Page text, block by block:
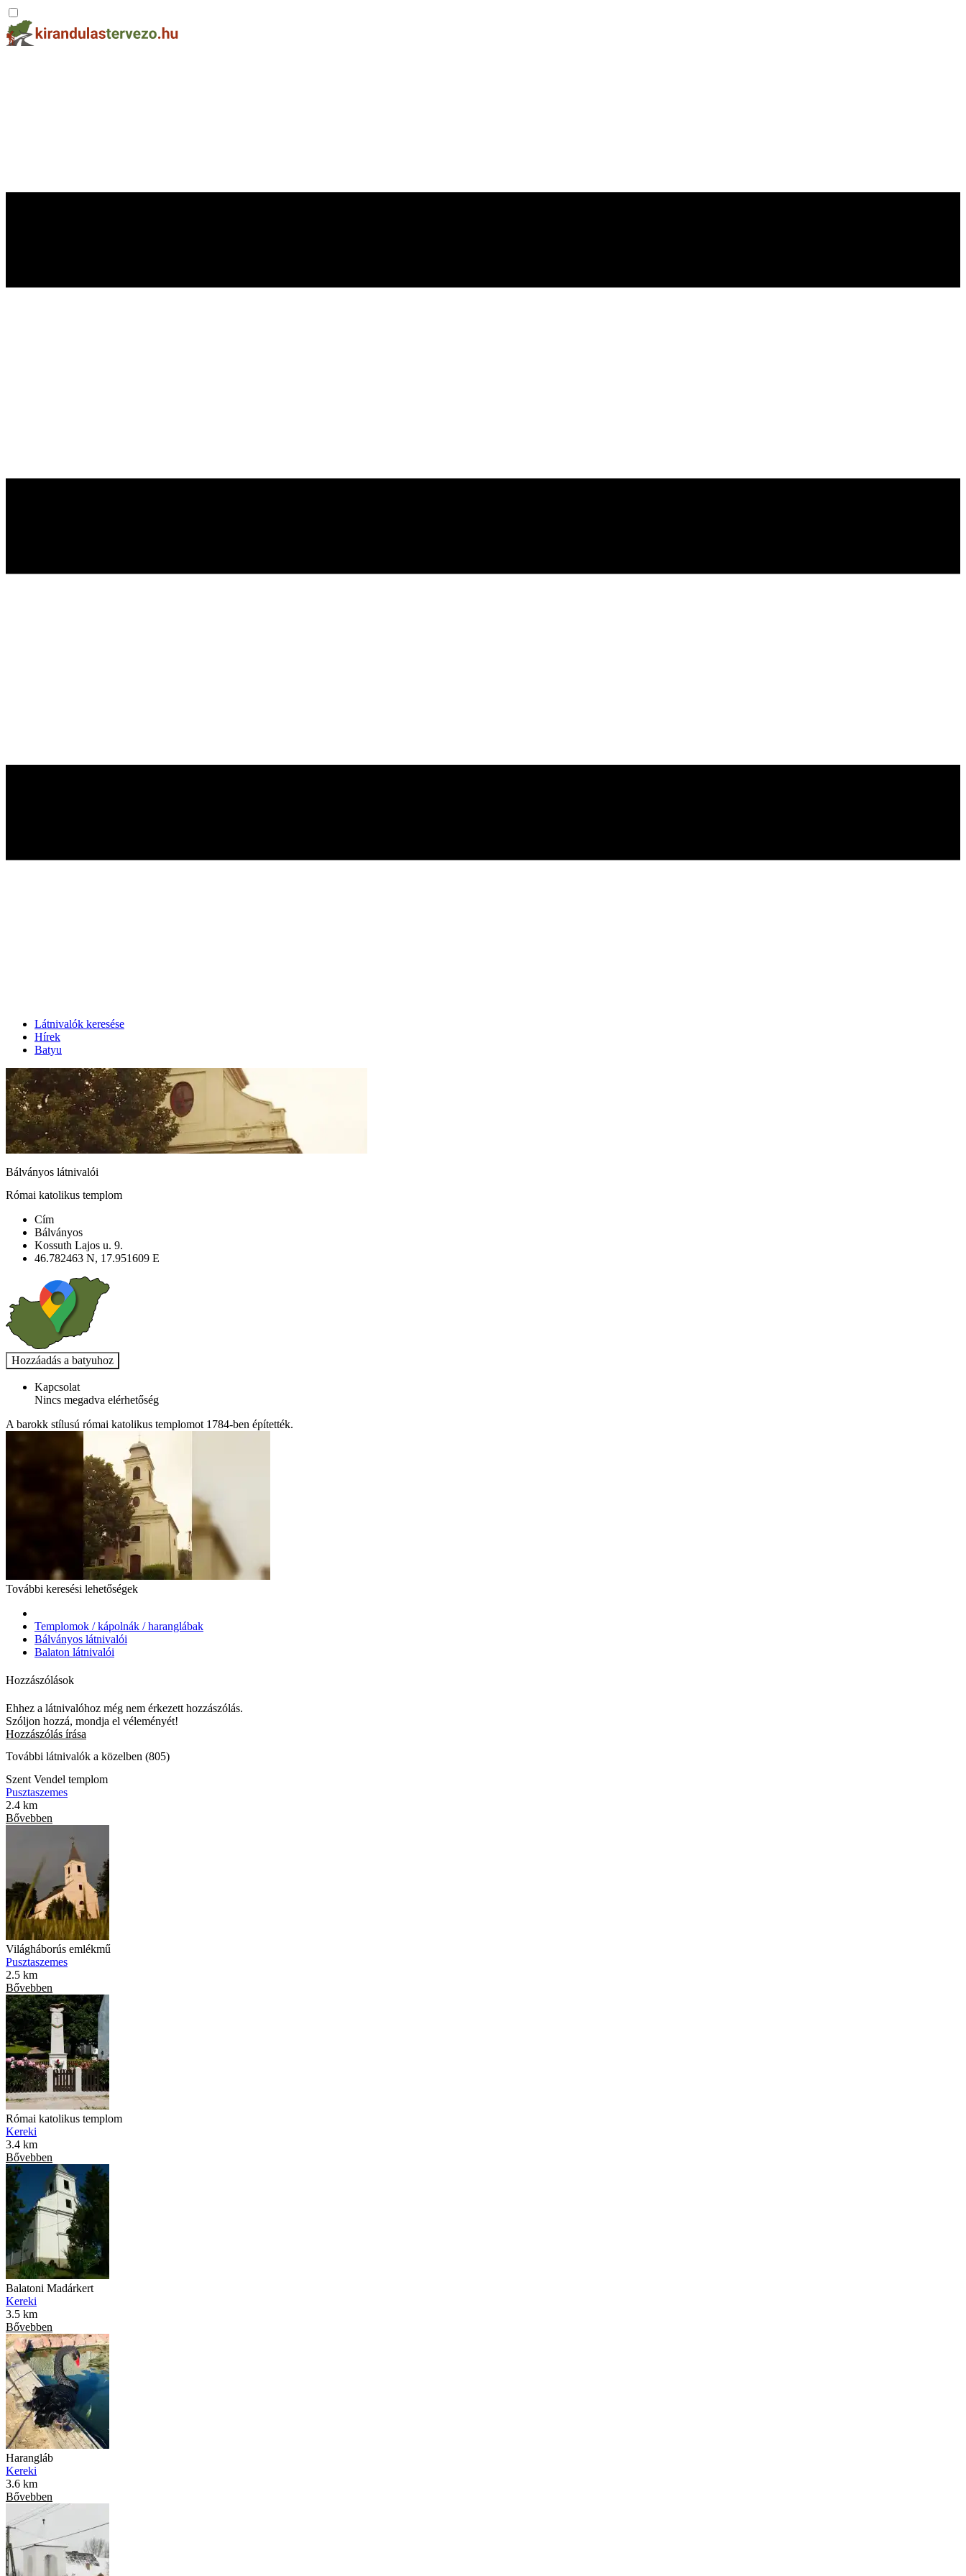
Látnivalók keresése
Hírek
Batyu
Bálványos látnivalói
Római katolikus templom
Cím
Bálványos
Kossuth Lajos u. 9.
46.782463 N, 17.951609 E
Kapcsolat
Nincs megadva elérhetőség
A barokk stílusú római katolikus templomot 1784-ben építették.
További keresési lehetőségek
Templomok / kápolnák / haranglábak
Bálványos látnivalói
Balaton látnivalói
Hozzászólások
Ehhez a látnivalóhoz még nem érkezett hozzászólás.
Szóljon hozzá, mondja el véleményét!
Hozzászólás írása
További látnivalók a közelben (805)
Szent Vendel templom
Pusztaszemes
2.4 km
Bővebben
Világháborús emlékmű
Pusztaszemes
2.5 km
Bővebben
Római katolikus templom
Kereki
3.4 km
Bővebben
Balatoni Madárkert
Kereki
3.5 km
Bővebben
Harangláb
Kereki
3.6 km
Bővebben